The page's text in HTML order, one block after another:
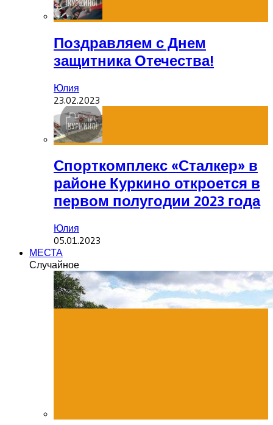
Поздравляем с Днем
защитника Отечества!
Юлия
23.02.2023
Спорткомплекс «Сталкер» в
районе Куркино откроется в
первом полугодии 2023 года
Юлия
05.01.2023
МЕСТА
Случайное